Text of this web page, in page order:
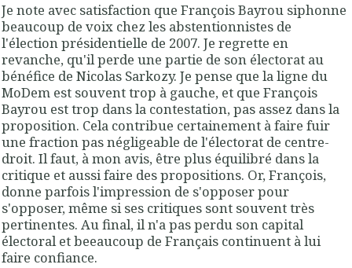
Je note avec satisfaction que François Bayrou siphonne
beaucoup de voix chez les abstentionnistes de
l'élection présidentielle de 2007. Je regrette en
revanche, qu'il perde une partie de son électorat au
bénéfice de Nicolas Sarkozy. Je pense que la ligne du
MoDem est souvent trop à gauche, et que François
Bayrou est trop dans la contestation, pas assez dans la
proposition. Cela contribue certainement à faire fuir
une fraction pas négligeable de l'électorat de centre-
droit. Il faut, à mon avis, être plus équilibré dans la
critique et aussi faire des propositions. Or, François,
donne parfois l'impression de s'opposer pour
s'opposer, même si ses critiques sont souvent très
pertinentes. Au final, il n'a pas perdu son capital
électoral et beeaucoup de Français continuent à lui
faire confiance.